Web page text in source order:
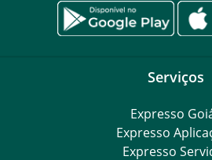
Serviços
Expresso
Expresso
Expresso